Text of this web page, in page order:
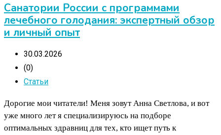
Санатории России с программами
лечебного голодания: экспертный обзор
и личный опыт
30.03.2026
(0)
Статьи
Дорогие мои читатели! Меня зовут Анна Светлова, и вот
уже много лет я специализируюсь на подборе
оптимальных здравниц для тех, кто ищет путь к